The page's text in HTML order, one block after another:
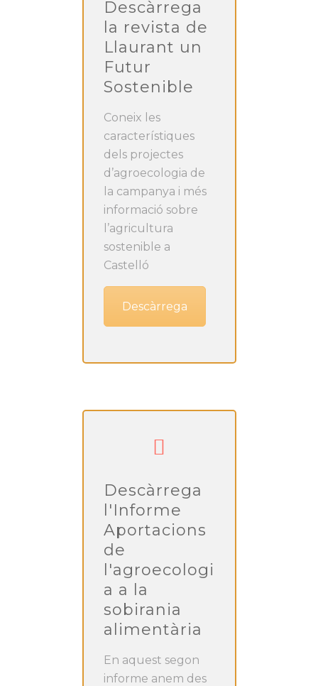
Descàrrega
la revista de
Llaurant un
Futur
Sostenible
Coneix les
característiques
dels projectes
d’agroecologia de
la campanya i més
informació sobre
l’agricultura
sostenible a
Castelló
Descàrrega
Descàrrega
l'Informe
Aportacions
de
l'agroecologi
a a la
sobirania
alimentària
En aquest segon
informe anem des